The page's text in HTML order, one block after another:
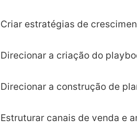
Criar estratégias de
Direcionar a criação do
Direcionar a construção de
Estruturar canais de venda e